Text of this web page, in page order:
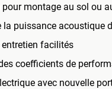
montage au sol ou
puissance acoustique
facilités
coefficients de
avec nouvelle